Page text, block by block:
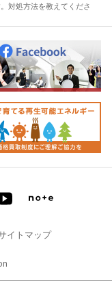
対処方法を教えてくださ
イトマップ